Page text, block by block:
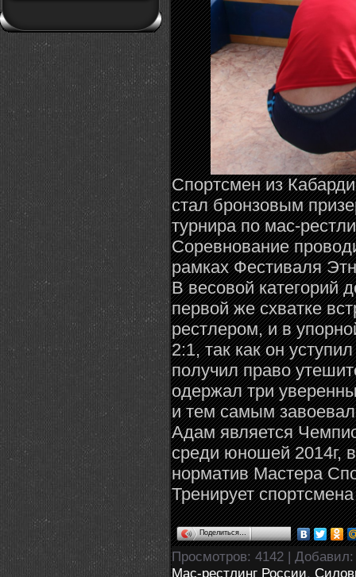
Спортсмен из
стал бронзовым
турнира по мас-
Соревнование
рамках Фестиваля
В весовой категорий
первой же схватке
рестлером, и в
2:1, так как он
получил право
одержал три
и тем самым
Адам является
среди юношей 2014г,
норматив Мастера
Тренирует
Поделиться…
Просмотров: 4142 | Добавил
Мас-рестлинг России,